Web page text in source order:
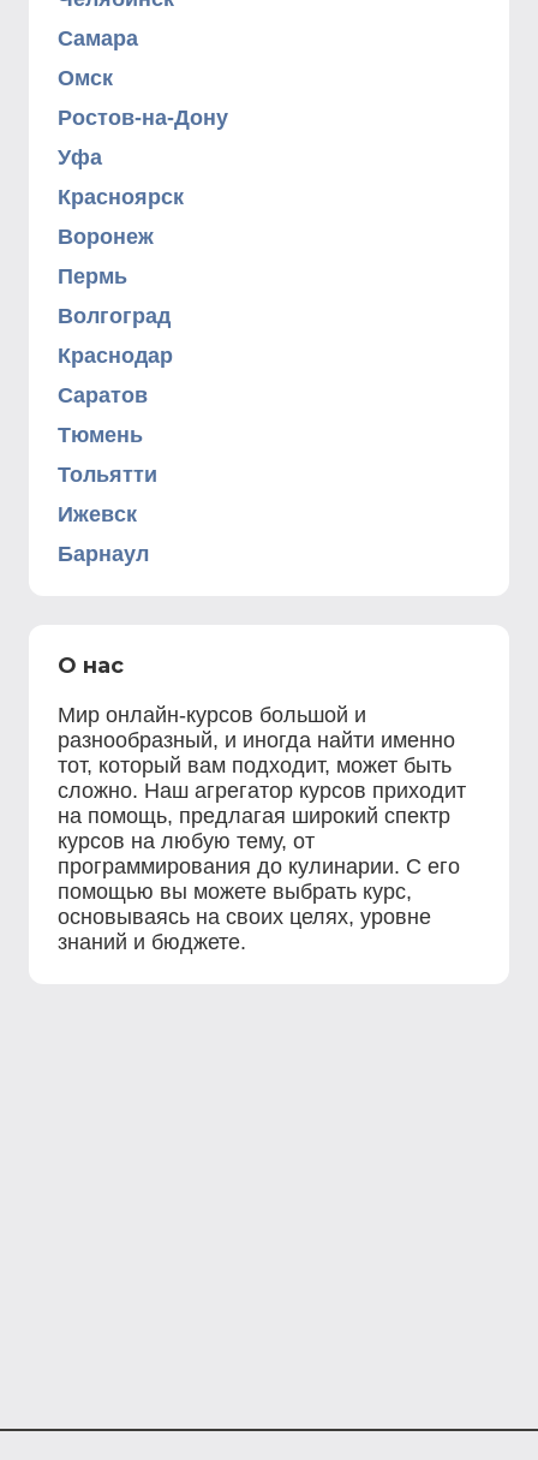
Самара
Омск
Ростов-на-Дону
Уфа
Красноярск
Воронеж
Пермь
Волгоград
Краснодар
Саратов
Тюмень
Тольятти
Ижевск
Барнаул
О нас
Мир онлайн-курсов большой и
разнообразный, и иногда найти именно
тот, который вам подходит, может быть
сложно. Наш агрегатор курсов приходит
на помощь, предлагая широкий спектр
курсов на любую тему, от
программирования до кулинарии. С его
помощью вы можете выбрать курс,
основываясь на своих целях, уровне
знаний и бюджете.